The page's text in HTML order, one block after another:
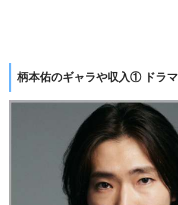
柄本佑のギャラや収入① ドラマ